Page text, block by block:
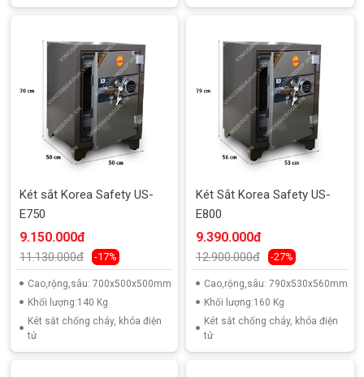
Két sắt Korea Safety US-
E750
9.150.000đ
11.130.000đ -17%
Cao,rộng,sâu: 700x500x500mm
Khối lượng:140 Kg
Két sắt chống cháy, khóa điện
tử
Két Sắt Korea Safety US-
E800
9.390.000đ
12.900.000đ -27%
Cao,rộng,sâu: 790x530x560mm
Khối lượng:160 Kg
Két sắt chống cháy, khóa điện
tử